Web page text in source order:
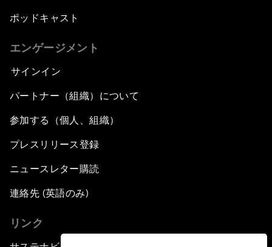
ポッドキャスト
エンゲージメント
サインイン
パートナー（組織）について
参加する（個人、組織）
プレスリリース登録
ニュースレター購読
連絡先 (英語のみ)
リンク